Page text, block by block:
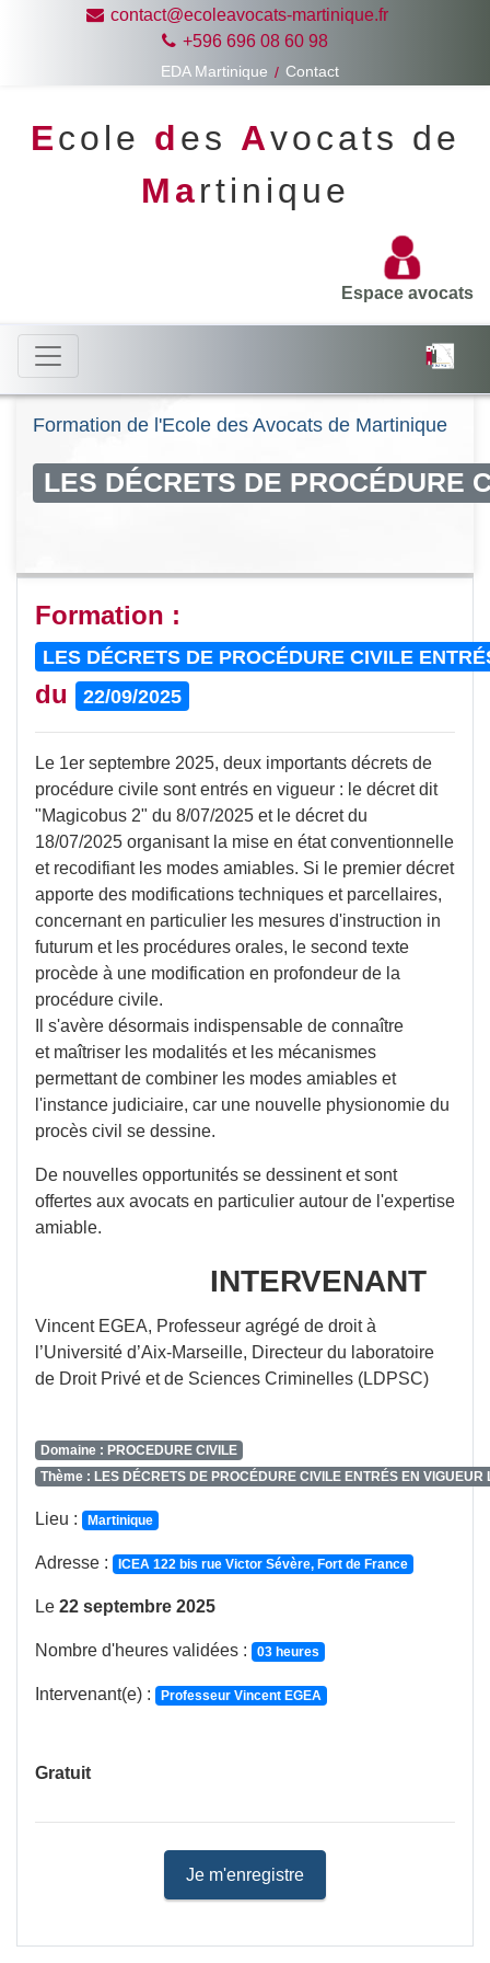
contact@ecoleavocats-martinique.fr
+596 696 08 60 98
EDA Martinique Contact
Ecole des Avocats de
Martinique
Espace avocats
Formation de l'Ecole des Avocats de Martinique
LES DÉCRETS DE PROCÉDURE
Formation :
LES DÉCRETS DE PROCÉDURE CIVILE
du 22/09/2025
Le 1er septembre 2025, deux importants décrets de
procédure civile sont entrés en vigueur : le décret dit
"Magicobus 2" du 8/07/2025 et le décret du
18/07/2025 organisant la mise en état conventionnelle
et recodifiant les modes amiables. Si le premier décret
apporte des modifications techniques et parcellaires,
concernant en particulier les mesures d'instruction in
futurum et les procédures orales, le second texte
procède à une modification en profondeur de la
procédure civile.
Il s'avère désormais indispensable de connaître
et maîtriser les modalités et les mécanismes
permettant de combiner les modes amiables et
l'instance judiciaire, car une nouvelle physionomie du
procès civil se dessine.
De nouvelles opportunités se dessinent et sont
offertes aux avocats en particulier autour de l'expertise
amiable.
INTERVENANT
Vincent EGEA, Professeur agrégé de droit à
l’Université d’Aix-Marseille, Directeur du laboratoire
de Droit Privé et de Sciences Criminelles (LDPSC)
Domaine : PROCEDURE CIVILE
Thème : LES DÉCRETS DE PROCÉDURE CIVILE ENTRÉS EN
Lieu : Martinique
Adresse : ICEA 122 bis rue Victor Sévère, Fort de France
Le 22 septembre 2025
Nombre d'heures validées : 03 heures
Intervenant(e) : Professeur Vincent EGEA
Gratuit
Je m'enregistre